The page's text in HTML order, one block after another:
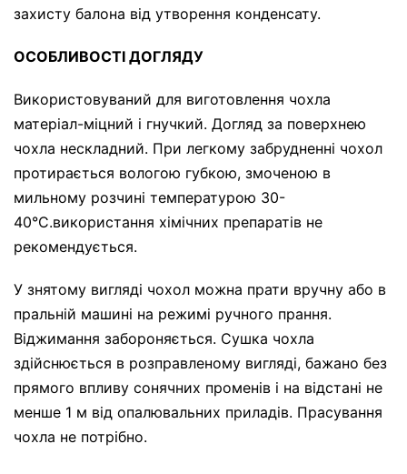
захисту балона від утворення конденсату.
ОСОБЛИВОСТІ ДОГЛЯДУ
Використовуваний для виготовлення чохла
матеріал-міцний і гнучкий. Догляд за поверхнею
чохла нескладний. При легкому забрудненні чохол
протирається вологою губкою, змоченою в
мильному розчині температурою 30-
40°С.використання хімічних препаратів не
рекомендується.
У знятому вигляді чохол можна прати вручну або в
пральній машині на режимі ручного прання.
Віджимання забороняється. Сушка чохла
здійснюється в розправленому вигляді, бажано без
прямого впливу сонячних променів і на відстані не
менше 1 м від опалювальних приладів. Прасування
чохла не потрібно.